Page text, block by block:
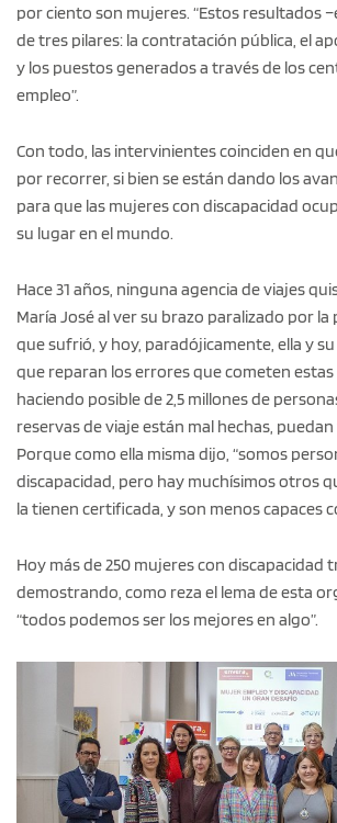
por ciento son mujeres. “Estos resultados
de tres pilares: la contratación pública, el
y los puestos generados a través de los
empleo”.
Con todo, las intervinientes coinciden en
por recorrer, si bien se están dando los
para que las mujeres con discapacidad
su lugar en el mundo.
Hace 31 años, ninguna agencia de viajes
María José al ver su brazo paralizado por
que sufrió, y hoy, paradójicamente, ella y
que reparan los errores que cometen estas
haciendo posible de 2,5 millones de
reservas de viaje están mal hechas,
Porque como ella misma dijo, “somos
discapacidad, pero hay muchísimos otros
la tienen certificada, y son menos capaces
Hoy más de 250 mujeres con discapacidad
demostrando, como reza el lema de esta
“todos podemos ser los mejores en algo”.